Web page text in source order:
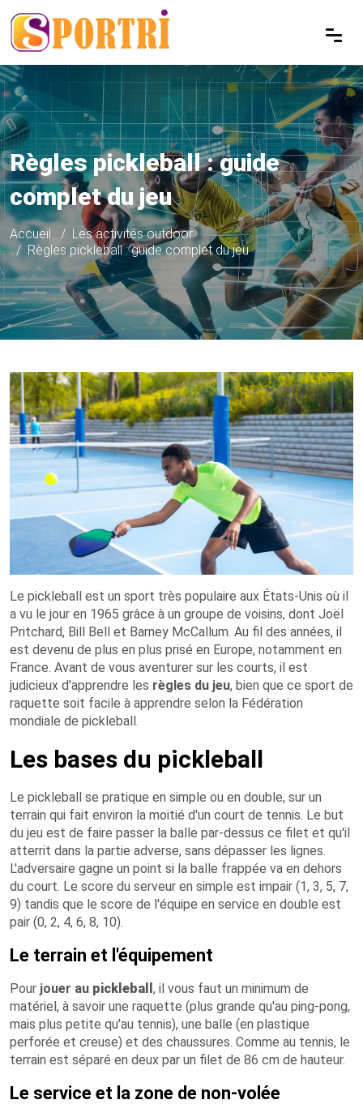
Règles pickleball : guide
complet du jeu
Accueil
Les activités outdoor
Règles pickleball : guide complet du jeu
Le pickleball est un sport très populaire aux États-Unis où il
a vu le jour en 1965 grâce à un groupe de voisins, dont Joël
Pritchard, Bill Bell et Barney McCallum. Au fil des années, il
est devenu de plus en plus prisé en Europe, notamment en
France. Avant de vous aventurer sur les courts, il est
judicieux d'apprendre les règles du jeu, bien que ce sport de
raquette soit facile à apprendre selon la Fédération
mondiale de pickleball.
Les bases du pickleball
Le pickleball se pratique en simple ou en double, sur un
terrain qui fait environ la moitié d'un court de tennis. Le but
du jeu est de faire passer la balle par-dessus ce filet et qu'il
atterrit dans la partie adverse, sans dépasser les lignes.
L'adversaire gagne un point si la balle frappée va en dehors
du court. Le score du serveur en simple est impair (1, 3, 5, 7,
9) tandis que le score de l'équipe en service en double est
pair (0, 2, 4, 6, 8, 10).
Le terrain et l'équipement
Pour jouer au pickleball , il vous faut un minimum de
matériel, à savoir une raquette (plus grande qu'au ping-pong,
mais plus petite qu'au tennis), une balle (en plastique
perforée et creuse) et des chaussures. Comme au tennis, le
terrain est séparé en deux par un filet de 86 cm de hauteur.
Le service et la zone de non-volée